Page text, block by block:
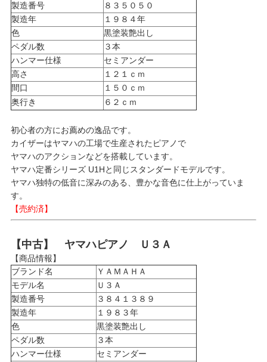
製造番号
８３５０５０
製造年
１９８４年
色
黒塗装艶出し
ペダル数
３本
ハンマー仕様
セミアンダー
高さ
１２１ｃｍ
間口
１５０ｃｍ
奥行き
６２ｃｍ
初心者の方にお薦めの逸品です。
カイザーはヤマハの工場で生産されたピアノで
ヤマハのアクションなどを搭載しています。
ヤマハ定番シリーズ U1Hと同じスタンダードモデルです。
ヤマハ独特の低音に深みのある、豊かな音色に仕上がっていま
す。
【売約済】
【中古】 ヤマハピアノ Ｕ３Ａ
【商品情報】
ブランド名
ＹＡＭＡＨＡ
モデル名
Ｕ３Ａ
製造番号
３８４１３８９
製造年
１９８３年
色
黒塗装艶出し
ペダル数
３本
ハンマー仕様
セミアンダー